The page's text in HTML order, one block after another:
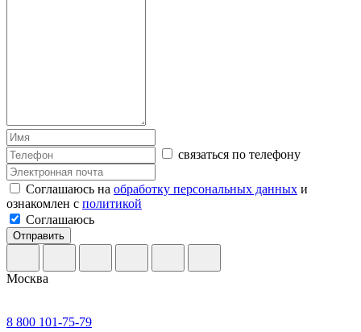
связаться по телефону
Соглашаюсь на обработку персональных данных и
ознакомлен с политикой
Соглашаюсь
Отправить
Москва
8 800 101-75-79